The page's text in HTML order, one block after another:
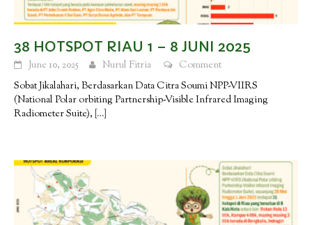
38 HOTSPOT RIAU 1 – 8 JUNI 2025
June 10, 2025 Nurul Fitria
Comment
Sobat Jikalahari, Berdasarkan Data Citra Soumi NPP-VIIRS
(National Polar orbiting Partnership-Visible Infrared Imaging
Radiometer Suite), […]